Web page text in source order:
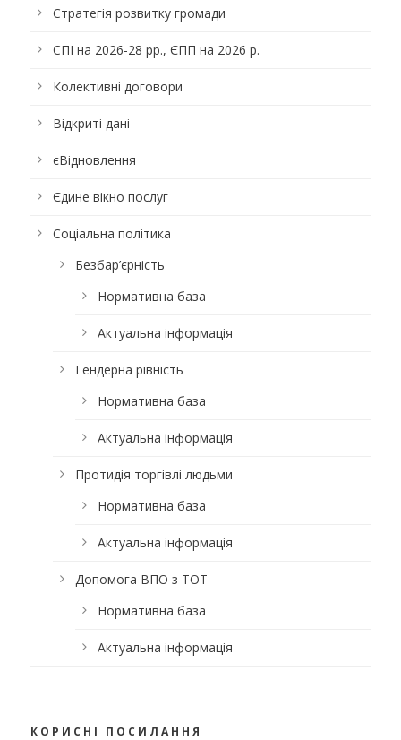
Стратегія розвитку громади
СПІ на 2026-28 рр., ЄПП на 2026 р.
Колективні договори
Відкриті дані
єВідновлення
Єдине вікно послуг
Соціальна політика
Безбар’єрність
Нормативна база
Актуальна інформація
Гендерна рівність
Нормативна база
Актуальна інформація
Протидія торгівлі людьми
Нормативна база
Актуальна інформація
Допомога ВПО з ТОТ
Нормативна база
Актуальна інформація
КОРИСНІ ПОСИЛАННЯ